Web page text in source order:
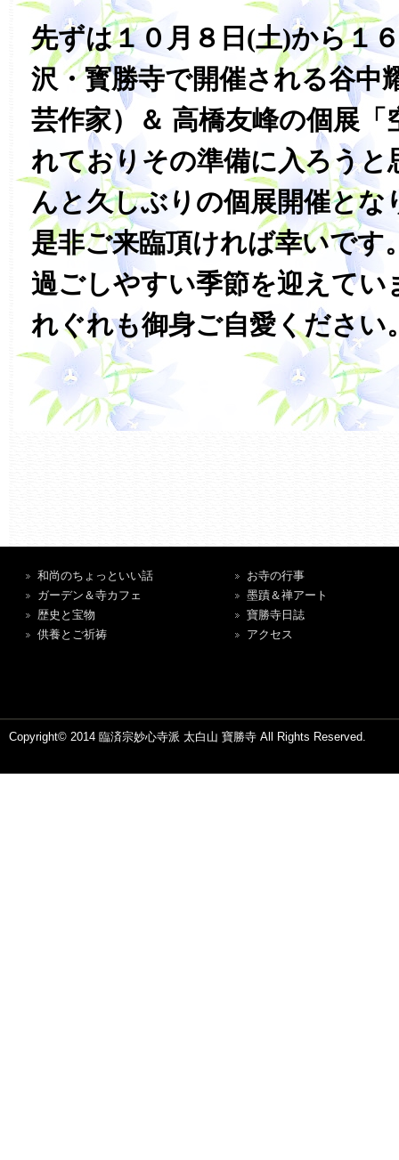
先ずは１０月８日(土)から１
沢・寳勝寺で開催される谷中
芸作家）＆ 高橋友峰の個展「
れておりその準備に入ろうと
んと久しぶりの個展開催とな
是非ご来臨頂ければ幸いです
過ごしやすい季節を迎えてい
れぐれも御身ご自愛ください
和尚のちょっといい話
ガーデン＆寺カフェ
歴史と宝物
供養とご祈祷
お寺の行事
墨蹟＆禅アート
寶勝寺日誌
アクセス
Copyright© 2014 臨済宗妙心寺派 太白山 寶勝寺 All Rights Reserved.